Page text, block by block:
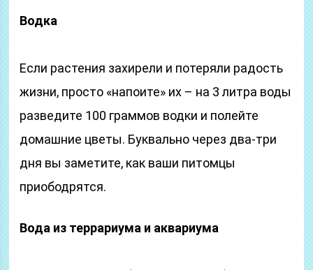
Водка
Если растения захирели и потеряли радость
жизни, просто «напоите» их – на 3 литра воды
разведите 100 граммов водки и полейте
домашние цветы. Буквально через два-три
дня вы заметите, как ваши питомцы
приободрятся.
Вода из террариума и аквариума